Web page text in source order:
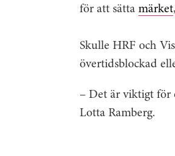
för att sätta märket
Skulle HRF och
övertidsblockad
– Det är viktigt för
Lotta Ramberg.